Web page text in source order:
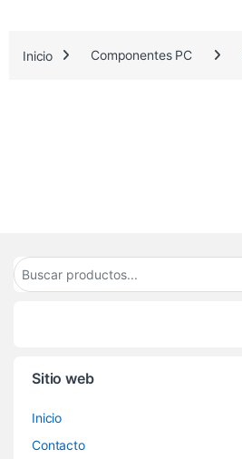
.
Inicio Componentes PC
Sitio web
Inicio
Contacto